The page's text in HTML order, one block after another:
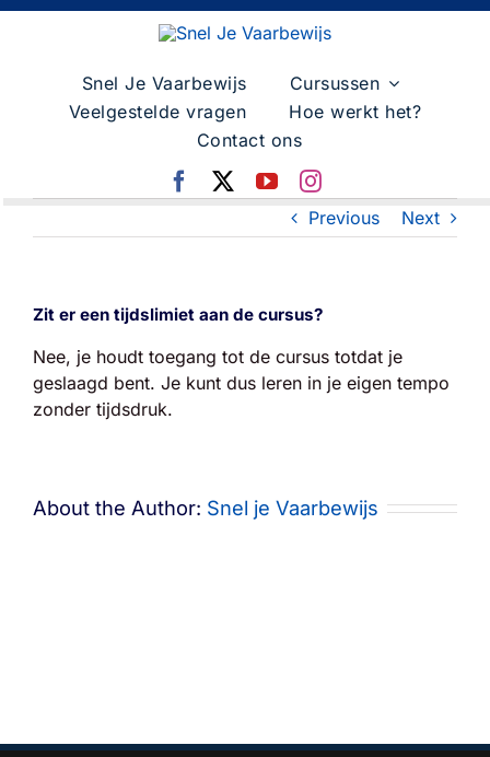
Skip
Snel Je Vaarbewijs
Cursussen
Veelgestelde vragen
Hoe werkt het?
Contact ons
Previous Next
Zit er een tijdslimiet aan de cursus?
Nee, je houdt toegang tot de cursus totdat je
geslaagd bent. Je kunt dus leren in je eigen tempo
zonder tijdsdruk.
About the Author: Snel je Vaarbewijs